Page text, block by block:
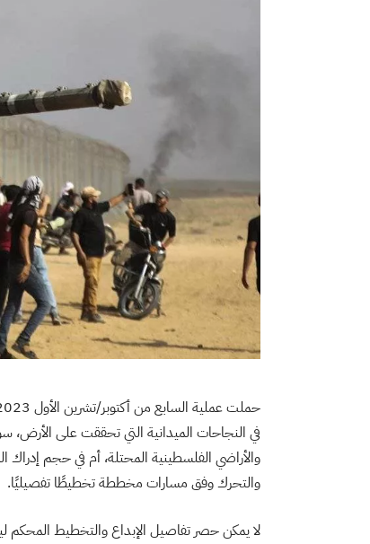
في النجاحات الميدانية التي تحققت على الأرض،
والأراضي الفلسطينية المحتلة، أم في حجم إدراك
والتحرك وفق مسارات مخططة تخطيطًا تفصيليًا.
لا يمكن حصر تفاصيل الإبداع والتخطيط المحكم